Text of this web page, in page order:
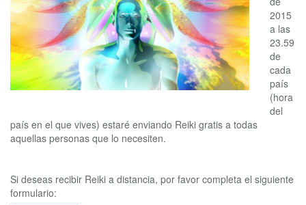
2015
a las
23.59
de
cada
país
(hora
del
país en el que vives) estaré enviando Reiki gratis a todas
aquellas personas que lo necesiten.
Si deseas recibir Reiki a distancia, por favor completa el siguiente
formulario: